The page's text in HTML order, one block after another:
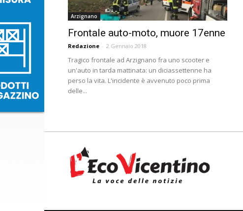
Arzignano
Frontale auto-moto, muore 17enne
Redazione - 2 Gennaio 2018
Tragico frontale ad Arzignano fra uno scooter e
un'auto in tarda mattinata: un diciassettenne ha
perso la vita. L'incidente è avvenuto poco prima
delle...